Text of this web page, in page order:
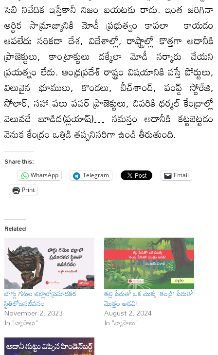
సెబి నివేదిక ఇస్తేకానీ నిజం బయటకు రాదు. ఇంత జరిగినా
ఆర్థిక సామ్రాజ్యానికి మోడీ ప్రభుత్వం కాపలా కాయడం
ఆపలేదు సరికదా దేశ, విదేశాల్లో, రాష్ట్రాల్లో కొత్తగా అదానీకి
ప్రాజెక్టులు, కాంట్రాక్టులు దక్కేలా మోడీ సర్కారు చేయని
ప్రయత్నం లేదు. ఆంధ్రప్రదేశ్‌ రాష్ట్రం విషయానికి వస్తే పోర్టులు,
విలువైన భూములు, కొండలు, బీచ్‌శాండ్‌, పంప్డ్‌ స్టోరేజి,
సోలార్‌, సహా పలు పవర్‌ ప్రాజెక్టులు, చివరికి థర్మల్‌ కేంద్రాల్లో
వెలువడే బూడిద(ప్లయాష్‌)… సమస్తం అదానీకి కట్టబెట్టడం
వెనుక కేంద్రం ఒత్తిడి తప్పనిసరిగా ఉండి తీరుతుంది.
Share this:
WhatsApp Telegram
Email
Print
Related
బొగ్గు గనుల జిల్లాలోప్రమాదకర
స్థితిలోజనజీవనం
November 2, 2023
In "వ్యాసాలు"
తల్లి పేరుతో ఒక మొక్క ‘తండ్రి’ పేరుతో
మొత్తం అడవి!
August 2, 2024
In "వ్యాసాలు"